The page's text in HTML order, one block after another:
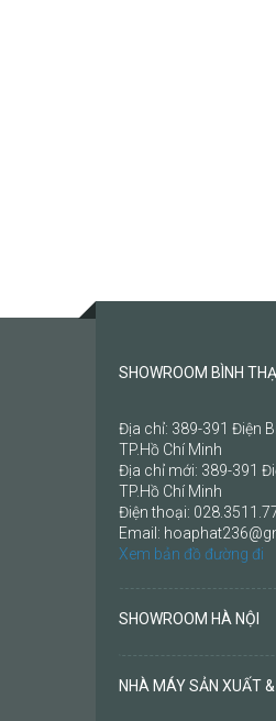
SHOWROOM BÌNH
Địa chỉ: 389-391 Điện
TP.Hồ Chí Minh
Địa chỉ mới: 389-391
TP.Hồ Chí Minh
Điện thoại:
Email:
Xem bản đồ đường đi
SHOWROOM HÀ NỘI
NHÀ MÁY SẢN XUẤT